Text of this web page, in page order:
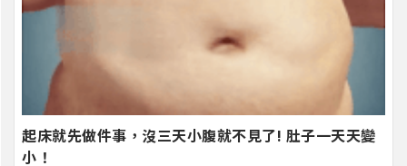
起床就先做件事，沒三天小腹就不見了! 肚子一天天變
小！